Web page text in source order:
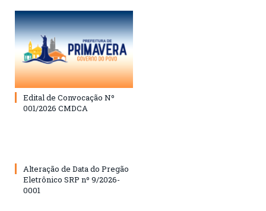
Edital de Convocação Nº
001/2026 CMDCA
Alteração de Data do Pregão
Eletrônico SRP nº 9/2026-
0001